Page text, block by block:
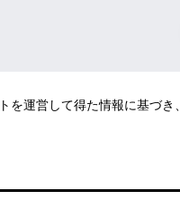
運営して得た情報に基づき、